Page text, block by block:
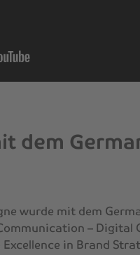
dem
wurde mit dem
– Digital
Excellence in Brand